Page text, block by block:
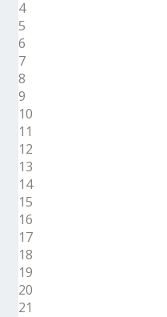
4
5
6
7
8
9
10
11
12
13
14
15
16
17
18
19
20
21